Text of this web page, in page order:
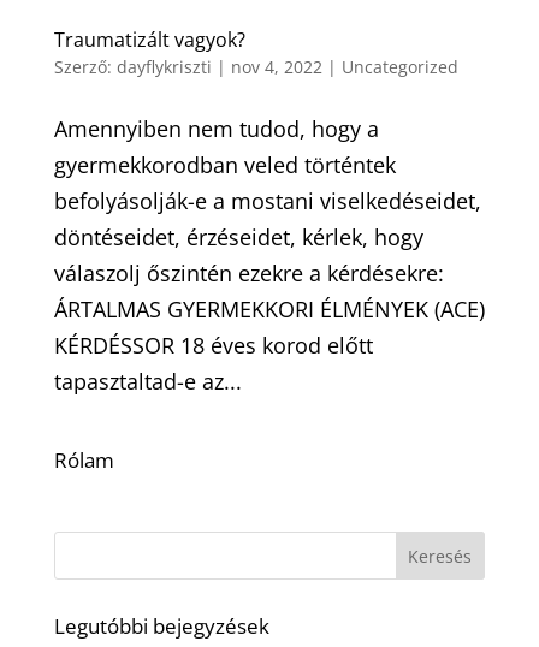
Traumatizált vagyok?
Szerző: dayflykriszti | nov 4, 2022| Uncategorized
Amennyiben nem tudod, hogy a
gyermekkorodban veled történtek
befolyásolják-e a mostani viselkedéseidet,
döntéseidet, érzéseidet, kérlek, hogy
válaszolj őszintén ezekre a kérdésekre:
ÁRTALMAS GYERMEKKORI ÉLMÉNYEK (ACE)
KÉRDÉSSOR 18 éves korod előtt
tapasztaltad-e az...
Rólam
Legutóbbi bejegyzések